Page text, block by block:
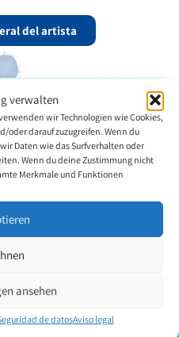
verwalten
wir Technologien wie Cookies,
oder darauf zuzugreifen. Wenn du
Daten wie das Surfverhalten oder
Wenn du deine Zustimmung nicht
Merkmale und Funktionen
ansehen
de datosAviso legal
del artista